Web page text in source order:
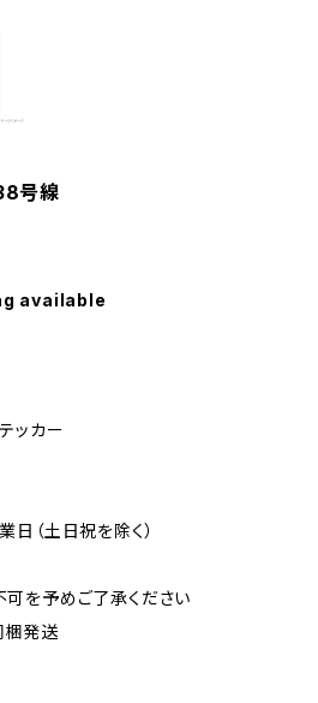
号線
available
ッカー
日（土日祝を除く）
可を予めご了承ください
梱発送